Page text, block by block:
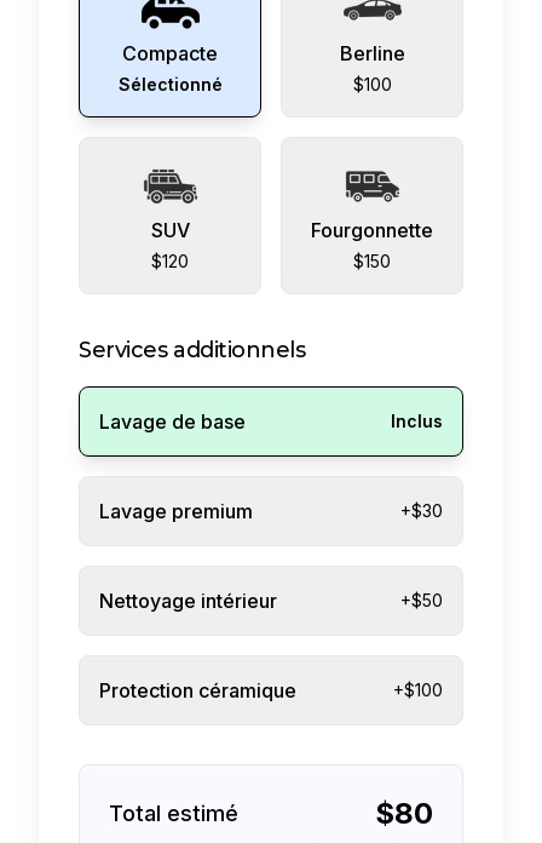
Compacte
Sélectionné
Berline
$100
SUV
$120
Fourgonnette
$150
Services additionnels
Lavage de base Inclus
Lavage premium +$30
Nettoyage intérieur +$50
Protection céramique +$100
Total estimé $80